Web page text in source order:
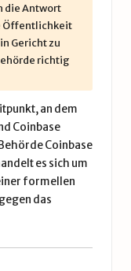
die Antwort
Öffentlichkeit
Gericht zu
richtig
an dem
Coinbase
Coinbase
es sich um
formellen
das